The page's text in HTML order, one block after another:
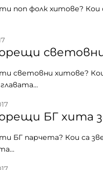
поп фолк хитове? Кои
световни хитове?
БГ хита
БГ парчета? Кои са